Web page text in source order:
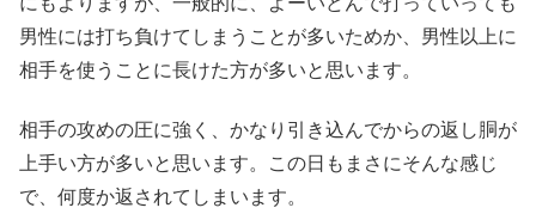
男性には打ち負けてしまうことが多いためか、男性以上に
相手を使うことに長けた方が多いと思います。
相手の攻めの圧に強く、かなり引き込んでからの返し胴が
上手い方が多いと思います。この日もまさにそんな感じ
で、何度か返されてしまいます。